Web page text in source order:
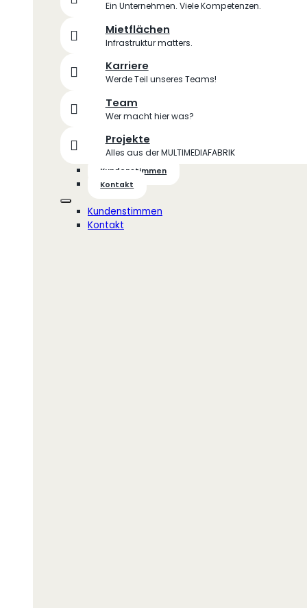
Ein Unternehmen. Viele Kompetenzen.
Mietflächen
Infrastruktur matters.
Karriere
Werde Teil unseres Teams!
Team
Wer macht hier was?
Projekte
Alles aus der MULTIMEDIAFABRIK
Kundenstimmen
Kontakt
Kundenstimmen
Kontakt